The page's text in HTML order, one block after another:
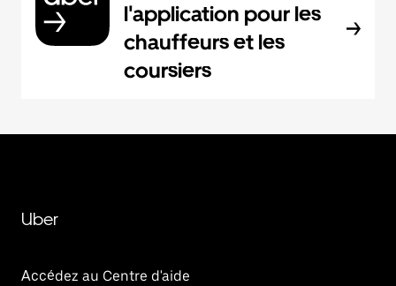
l'application pour les
chauffeurs et les
coursiers
Uber
Accédez au Centre d'aide